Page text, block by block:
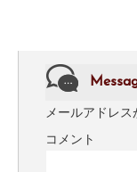
メールアドレス
コメント